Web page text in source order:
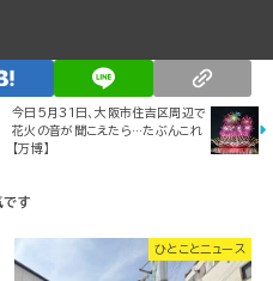
今日5月31日、大阪市住吉区周辺で
花火の音が聞こえたら…たぶんこれ
【万博】
ひとことニュース